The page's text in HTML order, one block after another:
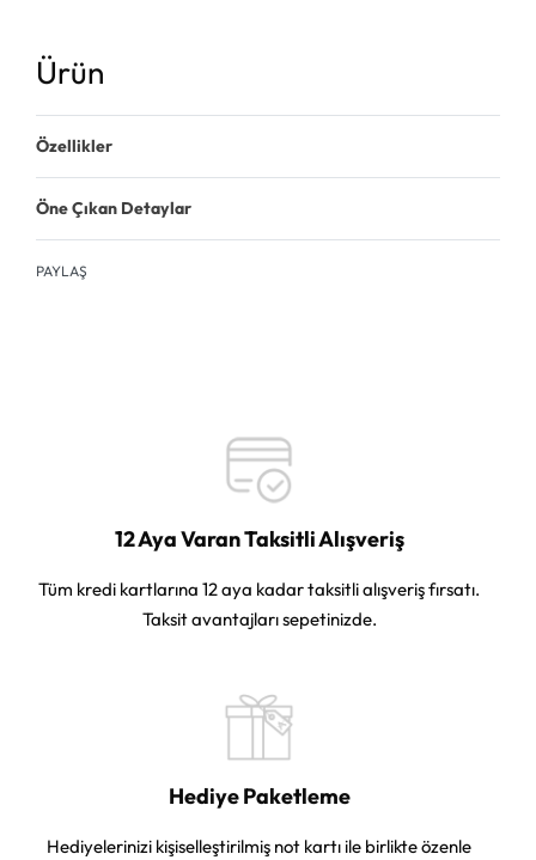
Ürün
Özellikler
Öne Çıkan Detaylar
PAYLAŞ
12 Aya Varan Taksitli Alışveriş
Tüm kredi kartlarına 12 aya kadar taksitli alışveriş fırsatı.
Taksit avantajları sepetinizde.
Hediye Paketleme
Hediyelerinizi kişiselleştirilmiş not kartı ile birlikte özenle